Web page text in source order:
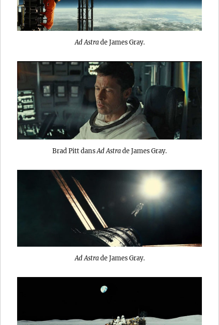
Ad Astrade James Gray.
Brad Pitt dansAd Astrade James Gray.
Ad Astrade James Gray.